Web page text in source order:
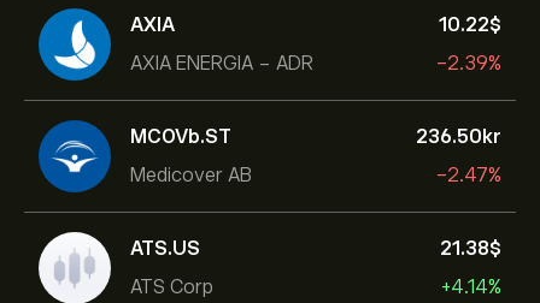
AXIA
AXIA ENERGIA - ADR
10.22‎$‎
-2.39%
MCOVb.ST
Medicover AB
236.50‎kr‎
-2.47%
ATS.US
ATS Corp
21.38‎$‎
+4.14%